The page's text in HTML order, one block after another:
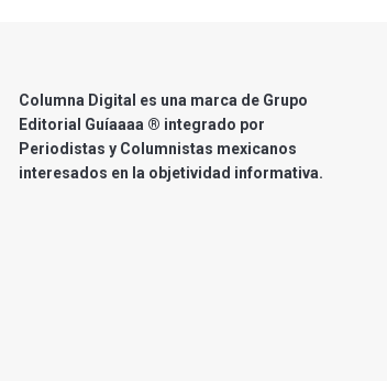
Columna Digital es una marca de Grupo
Editorial Guíaaaa ® integrado por
Periodistas y Columnistas mexicanos
interesados en la objetividad informativa.